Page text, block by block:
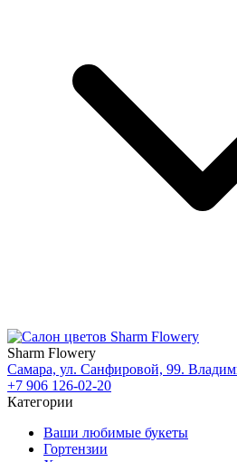
Sharm Flowery
Самара, ул. Санфировой, 99.
+7 906 126-02-20
Категории
Ваши любимые букеты
Гортензии